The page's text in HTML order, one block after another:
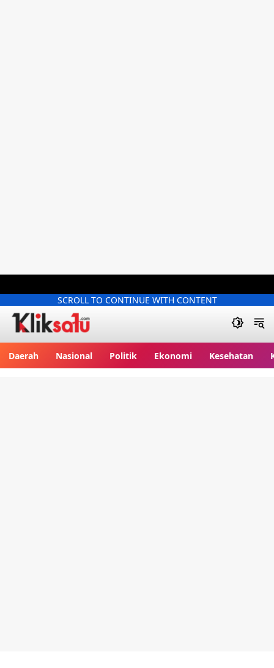
SCROLL TO CONTINUE WITH CONTENT
Daerah Nasional Politik Ekonomi Kesehatan